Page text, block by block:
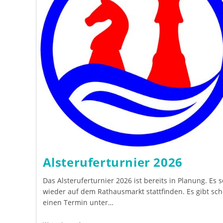
Alsteruferturnier 2026
Das Alsteruferturnier 2026 ist bereits in Planung. Es
wieder auf dem Rathausmarkt stattfinden. Es gibt
einen Termin unter…